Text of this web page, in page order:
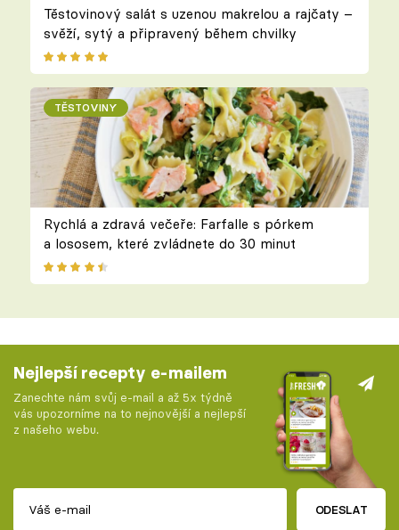
Těstovinový salát s uzenou makrelou a rajčaty –
svěží, sytý a připravený během chvilky
TĚSTOVINY
Rychlá a zdravá večeře: Farfalle s pórkem
a lososem, které zvládnete do 30 minut
Nejlepší recepty e-mailem
Zanechte nám svůj e-mail a až 5x týdně
vás upozorníme na to nejnovější a nejlepší
z našeho webu.
ODESLAT